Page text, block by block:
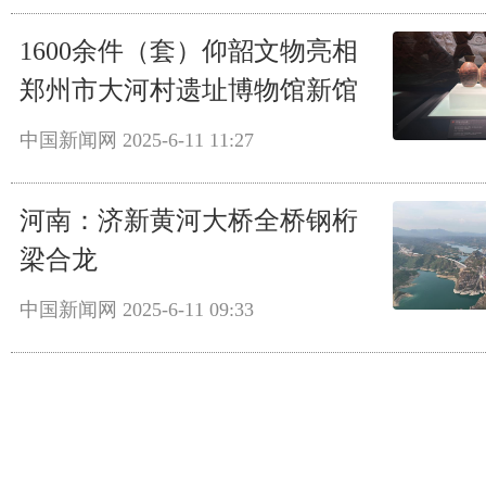
1600余件（套）仰韶文物亮相
郑州市大河村遗址博物馆新馆
中国新闻网 2025-6-11 11:27
河南：济新黄河大桥全桥钢桁
梁合龙
中国新闻网 2025-6-11 09:33